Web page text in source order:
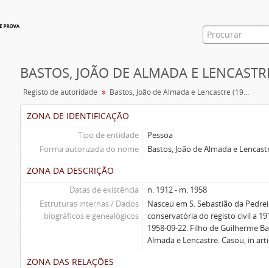
BASTOS, JOÃO DE ALMADA E
Registo de autoridade Bastos, João de Almada e Lencastre (1912-1958)
ZONA DE IDENTIFICAÇÃO
Tipo de entidade
Pessoa
Forma autorizada do nome
Bastos, João de Almada e
ZONA DA DESCRIÇÃO
Datas de existência
n. 1912 - m. 1958
Estruturas internas / Dados
biográficos e genealógicos
Nasceu em S. Sebastião da
conservatória do registo civil a
1958-09-22. Filho de Guilherme
Almada e Lencastre. Casou, in
ZONA DAS RELAÇÕES